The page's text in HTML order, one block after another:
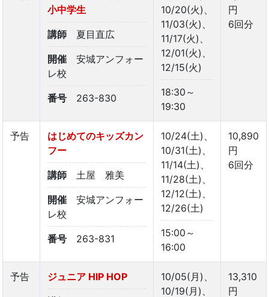
小中学生
講師 夏目直広
開催
安城アンフォー
レ校
番号 263-830
10/20(火)、
11/03(火)、
11/17(火)、
12/01(火)、
12/15(火)
18:30～
19:30
円
6回分
予告
はじめてのキッズカン
フー
講師 土屋 雅美
開催
安城アンフォー
レ校
番号 263-831
10/24(土)、
10/31(土)、
11/14(土)、
11/28(土)、
12/12(土)、
12/26(土)
15:00～
16:00
10,890
円
6回分
予告 ジュニア HIP HOP
10/05(月)、
10/19(月)、
13,310
円